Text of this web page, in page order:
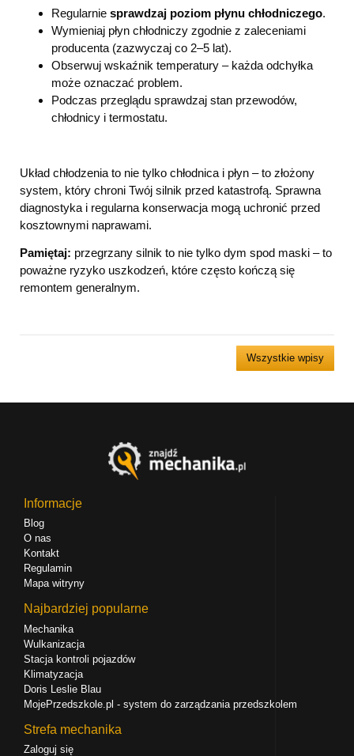
Regularnie sprawdzaj poziom płynu chłodniczego.
Wymieniaj płyn chłodniczy zgodnie z zaleceniami
producenta (zazwyczaj co 2–5 lat).
Obserwuj wskaźnik temperatury – każda odchyłka
może oznaczać problem.
Podczas przeglądu sprawdzaj stan przewodów,
chłodnicy i termostatu.
Układ chłodzenia to nie tylko chłodnica i płyn – to złożony
system, który chroni Twój silnik przed katastrofą. Sprawna
diagnostyka i regularna konserwacja mogą uchronić przed
kosztownymi naprawami.
Pamiętaj: przegrzany silnik to nie tylko dym spod maski – to
poważne ryzyko uszkodzeń, które często kończą się
remontem generalnym.
Wszystkie wpisy
Informacje
Blog
O nas
Kontakt
Regulamin
Mapa witryny
Najbardziej popularne
Mechanika
Wulkanizacja
Stacja kontroli pojazdów
Klimatyzacja
Doris Leslie Blau
MojePrzedszkole.pl - system do zarządzania przedszkolem
Strefa mechanika
Zaloguj się